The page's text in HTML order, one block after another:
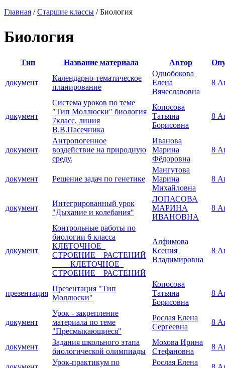
Главная /Старшие классы /Биология
Биология
Тип Название материала Автор
документ
Календарно-тематическое
планирование
Однобокова
Елена
Вячеславовна
8
документ
Система уроков по теме
"Тип Моллюски" биология
7класс, линия
В.В.Пасечника
Копосова
Татьяна
Борисовна
8
документ
Антропогенное
воздействие на природную
среду.
Иванова
Марина
Фёдоровна
8
документ Решение задач по генетике
Мангутова
Марина
Михайловна
8
документ
Интегрированный урок
"Дыхание и колебания"
ЛОПАСОВА
МАРИНА
ИВАНОВНА
8
документ
Контрольные работы по
биологии 6 класса
КЛЕТОЧНОЕ
СТРОЕНИЕ РАСТЕНИЙ
КЛЕТОЧНОЕ
СТРОЕНИЕ РАСТЕНИЙ
Алфимова
Ксения
Владимировна
8
презентация
Презентация "Тип
Моллюски"
Копосова
Татьяна
Борисовна
8
документ
Урок - закрепление
материала по теме
"Пресмыкающиеся"
Рослая Елена
Сергеевна
8
документ
Задания школьного этапа
биологической олимпиады
Мохова Ирина
Стефановна
8
Урок-практикум по
Рослая Елена